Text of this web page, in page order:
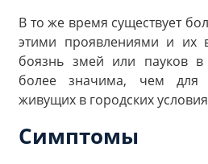
В то же время существует
этими проявлениями и их
боязнь змей или пауков в
более значима, чем для
живущих в городских
Симптомы